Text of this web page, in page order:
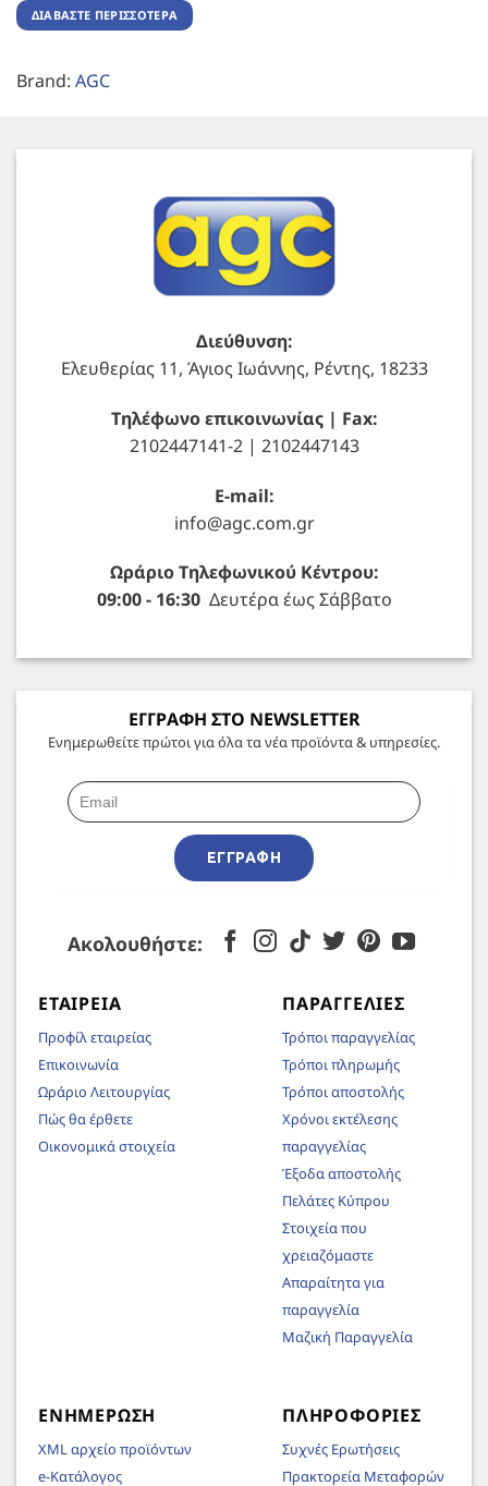
ΔΙΑΒΆΣΤΕ ΠΕΡΙΣΣΌΤΕΡΑ
Brand: AGC
Διεύθυνση:
Ελευθερίας 11, Άγιος Ιωάννης, Ρέντης, 18233
Τηλέφωνο επικοινωνίας | Fax:
2102447141-2 | 2102447143
E-mail:
info@agc.com.gr
Ωράριο Τηλεφωνικού Κέντρου:
09:00 - 16:30Δευτέρα έως Σάββατο
ΕΓΓΡΑΦΗ ΣΤΟ NEWSLETTER
Ενημερωθείτε πρώτοι για όλα τα νέα προϊόντα & υπηρεσίες.
ΕΓΓΡΑΦΉ
Ακολουθήστε:
ΕΤΑΙΡΕΊΑ
Προφίλ εταιρείας
Επικοινωνία
Ωράριο Λειτουργίας
Πώς θα έρθετε
Οικονομικά στοιχεία
ΠΑΡΑΓΓΕΛΊΕΣ
Τρόποι παραγγελίας
Τρόποι πληρωμής
Τρόποι αποστολής
Χρόνοι εκτέλεσης
παραγγελίας
Έξοδα αποστολής
Πελάτες Κύπρου
Στοιχεία που
χρειαζόμαστε
Απαραίτητα για
παραγγελία
Μαζική Παραγγελία
ΕΝΗΜΈΡΩΣΗ
XML αρχείο προϊόντων
e-Κατάλογος
ΠΛΗΡΟΦΟΡΊΕΣ
Συχνές Ερωτήσεις
Πρακτορεία Μεταφορών